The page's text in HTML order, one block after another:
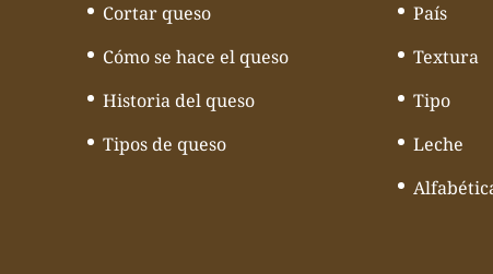
Cortar queso
Cómo se hace el queso
Historia del queso
Tipos de queso
País
Textura
Tipo
Leche